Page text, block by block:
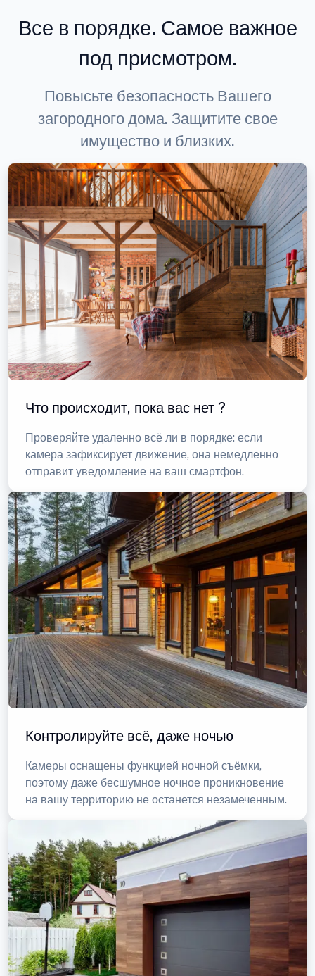
Все в порядке. Самое важное
под присмотром.
Повысьте безопасность Вашего
загородного дома. Защитите свое
имущество и близких.
Что происходит, пока вас нет ?
Проверяйте удаленно всё ли в порядке: если
камера зафиксирует движение, она немедленно
отправит уведомление на ваш смартфон.
Контролируйте всё, даже ночью
Камеры оснащены функцией ночной съёмки,
поэтому даже бесшумное ночное проникновение
на вашу территорию не останется незамеченным.